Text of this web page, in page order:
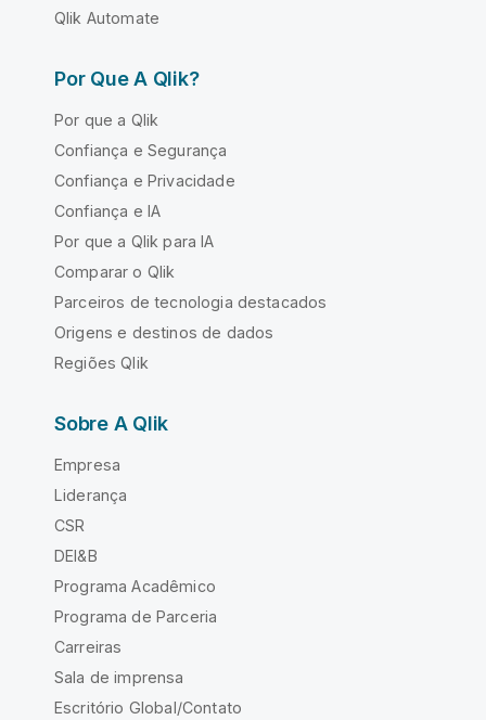
Qlik Automate
Por Que A Qlik?
Por que a Qlik
Confiança e Segurança
Confiança e Privacidade
Confiança e IA
Por que a Qlik para IA
Comparar o Qlik
Parceiros de tecnologia destacados
Origens e destinos de dados
Regiões Qlik
Sobre A Qlik
Empresa
Liderança
CSR
DEI&B
Programa Acadêmico
Programa de Parceria
Carreiras
Sala de imprensa
Escritório Global/Contato